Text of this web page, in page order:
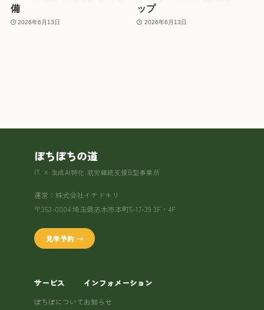
備
2026年6月13日
ップ
2026年6月13日
ぽちぽちの道
IT × 生成AI特化 就労継続支援B型事業所
運営：株式会社イチドキリ
〒353-0004 埼玉県志木市本町5-17-39 3F・4F
見学予約 →
サービス
ぽちぽについて
インフォメーション
お知らせ